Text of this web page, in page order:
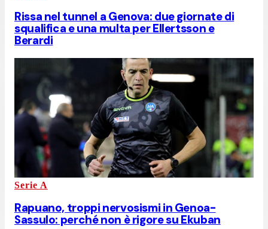
Rissa nel tunnel a Genova: due giornate di
squalifica e una multa per Ellertsson e
Berardi
Serie A
Rapuano, troppi nervosismi in Genoa-
Sassulo: perché non è rigore su Ekuban